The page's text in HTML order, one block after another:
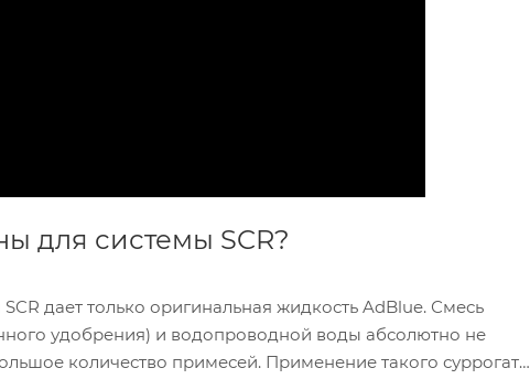
для системы SCR?
дает только оригинальная жидкость AdBlue. Смесь
удобрения) и водопроводной воды абсолютно не
количество примесей. Применение такого суррогата